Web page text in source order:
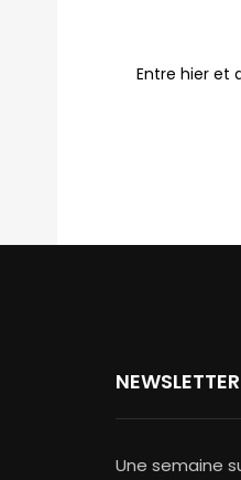
Entre hier et
Une semaine